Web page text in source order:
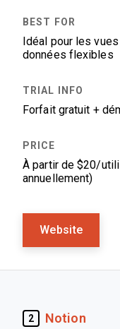
Idéal pour les
données flexibles
Forfait gratuit +
À partir de $20/
annuellement)
Website
2 Notion